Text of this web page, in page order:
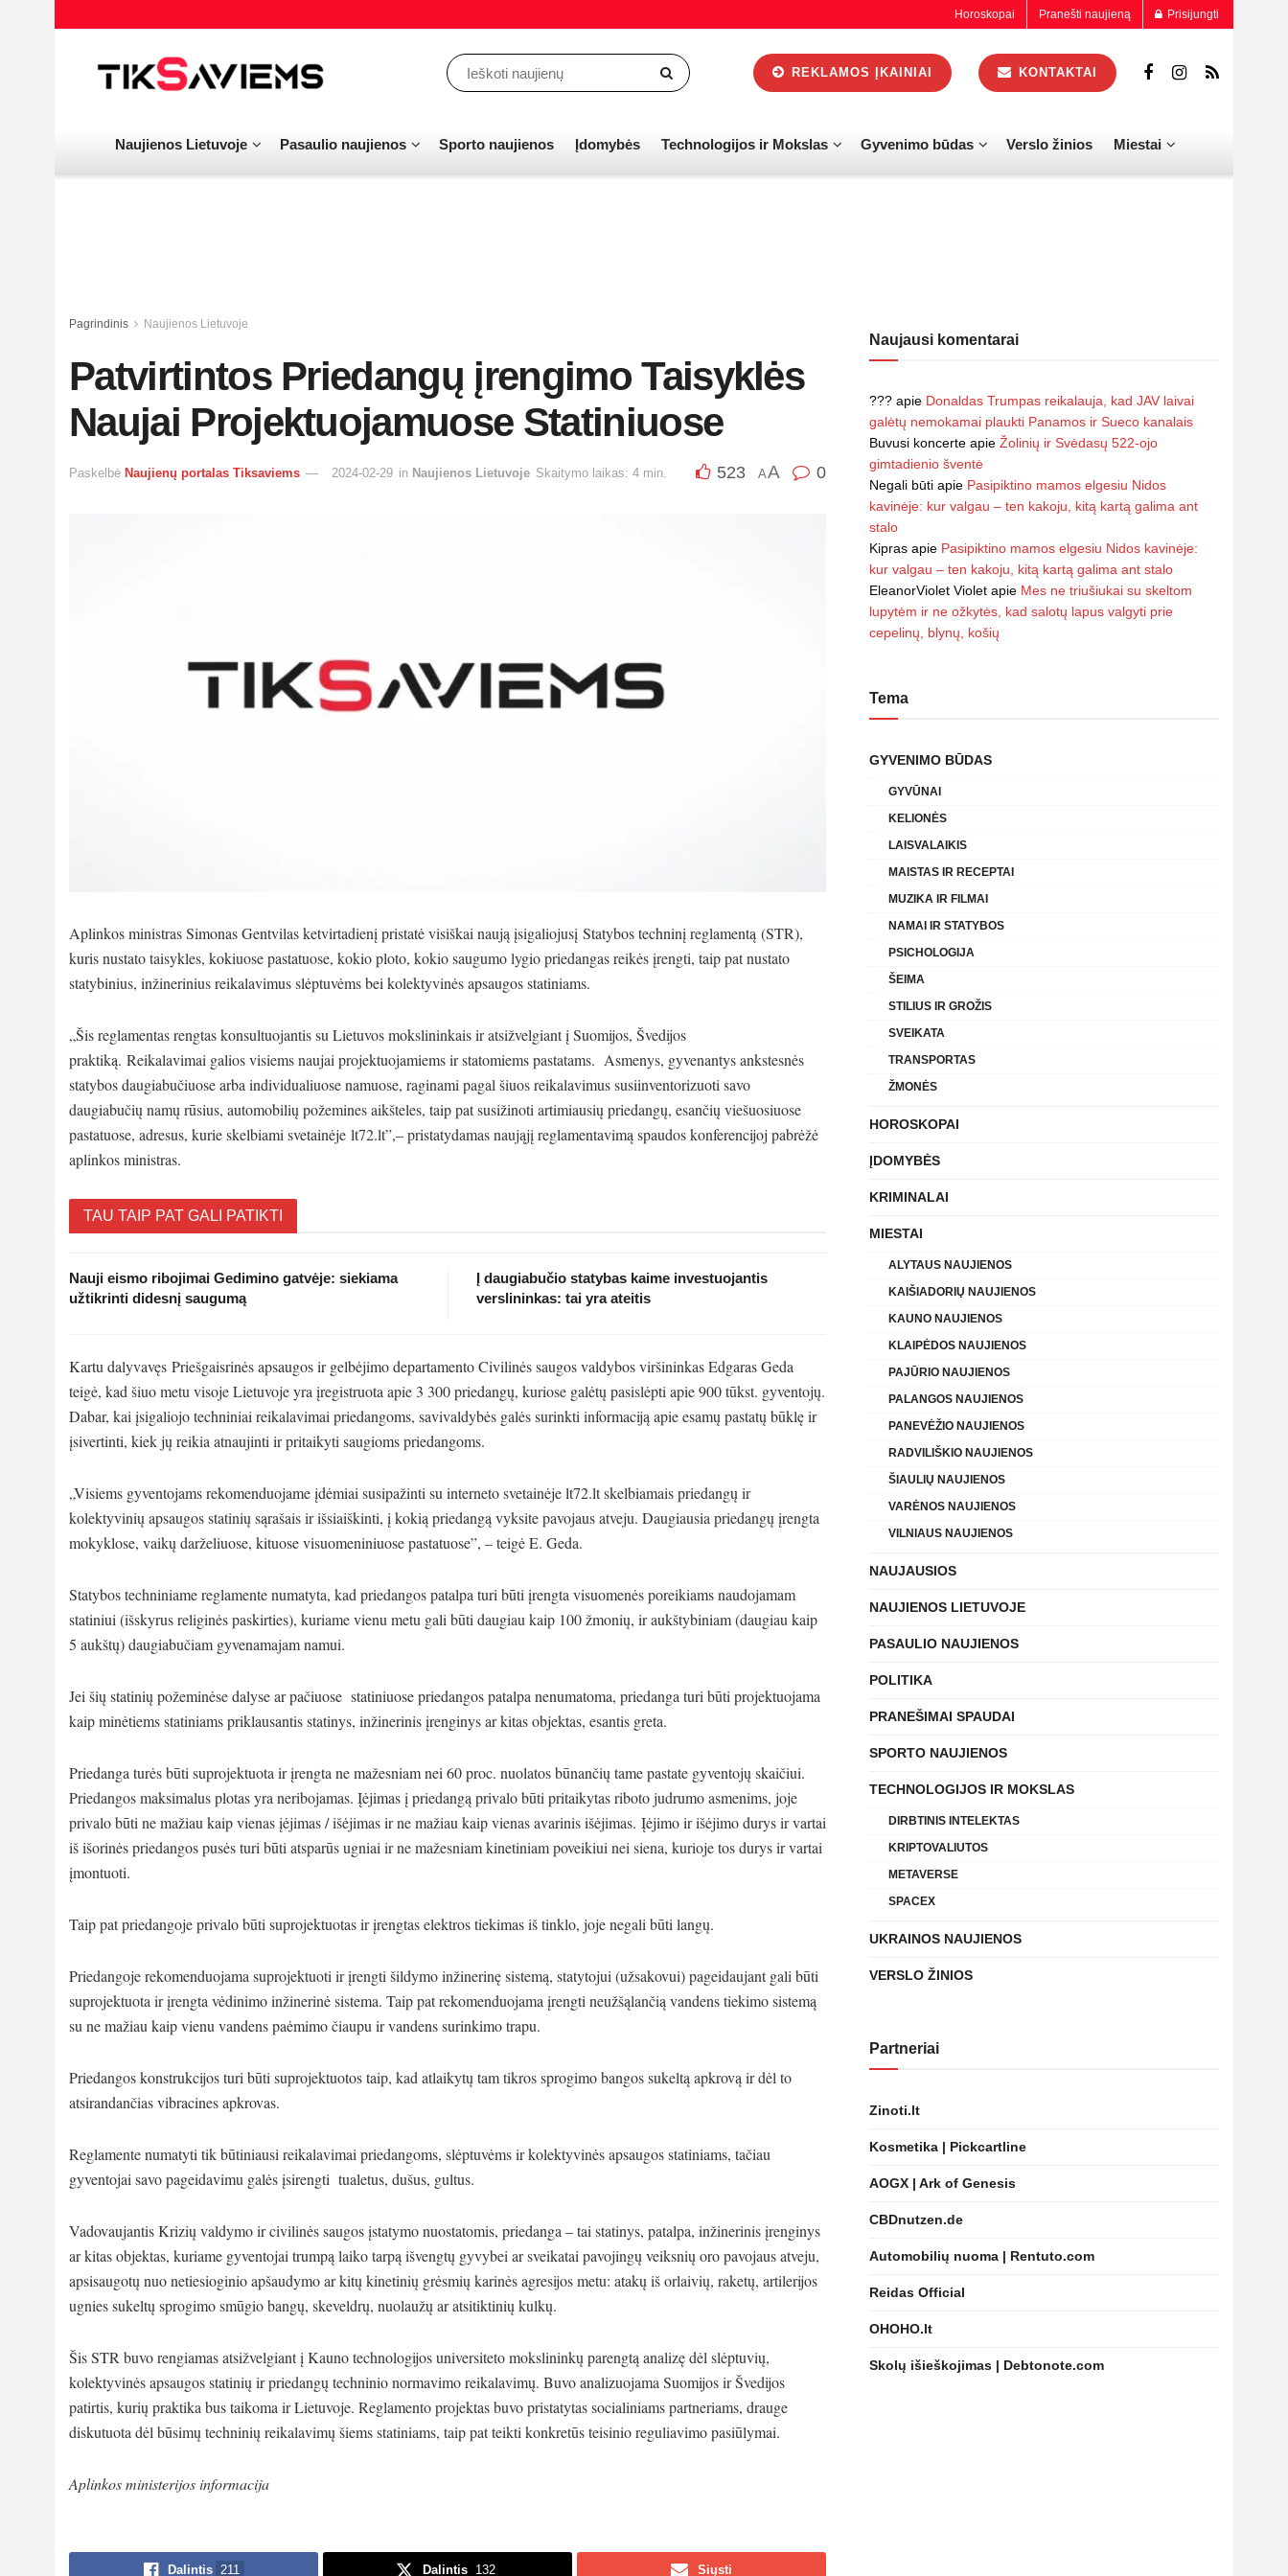
Horoskopai Pranešti naujieną Prisijungti
REKLAMOS ĮKAINIAI KONTAKTAI
Naujienos Lietuvoje Pasaulio naujienos Sporto naujienos Įdomybės Technologijos ir Mokslas Gyvenimo būdas Verslo žinios Miestai
Pagrindinis Naujienos Lietuvoje
Patvirtintos Priedangų įrengimo Taisyklės
Naujai Projektuojamuose Statiniuose
Paskelbė Naujienų portalas Tiksaviems 2024-02-29 in Naujienos Lietuvoje Skaitymo laikas: 4 min. 523 AA 0
Aplinkos ministras Simonas Gentvilas ketvirtadienį pristatė visiškai naują įsigaliojusį Statybos techninį reglamentą (STR),
kuris nustato taisykles, kokiuose pastatuose, kokio ploto, kokio saugumo lygio priedangas reikės įrengti, taip pat nustato
statybinius, inžinerinius reikalavimus slėptuvėms bei kolektyvinės apsaugos statiniams.
„Šis reglamentas rengtas konsultuojantis su Lietuvos mokslininkais ir atsižvelgiant į Suomijos, Švedijos
praktiką. Reikalavimai galios visiems naujai projektuojamiems ir statomiems pastatams. Asmenys, gyvenantys ankstesnės
statybos daugiabučiuose arba individualiuose namuose, raginami pagal šiuos reikalavimus susiinventorizuoti savo
daugiabučių namų rūsius, automobilių požemines aikšteles, taip pat susižinoti artimiausių priedangų, esančių viešuosiuose
pastatuose, adresus, kurie skelbiami svetainėje lt72.lt”,– pristatydamas naująjį reglamentavimą spaudos konferencijoj pabrėžė
aplinkos ministras.
TAU TAIP PAT GALI PATIKTI
Nauji eismo ribojimai Gedimino gatvėje: siekiama
užtikrinti didesnį saugumą
Į daugiabučio statybas kaime investuojantis
verslininkas: tai yra ateitis
Kartu dalyvavęs Priešgaisrinės apsaugos ir gelbėjimo departamento Civilinės saugos valdybos viršininkas Edgaras Geda
teigė, kad šiuo metu visoje Lietuvoje yra įregistruota apie 3 300 priedangų, kuriose galėtų pasislėpti apie 900 tūkst. gyventojų.
Dabar, kai įsigaliojo techniniai reikalavimai priedangoms, savivaldybės galės surinkti informaciją apie esamų pastatų būklę ir
įsivertinti, kiek jų reikia atnaujinti ir pritaikyti saugioms priedangoms.
„Visiems gyventojams rekomenduojame įdėmiai susipažinti su interneto svetainėje lt72.lt skelbiamais priedangų ir
kolektyvinių apsaugos statinių sąrašais ir išsiaiškinti, į kokią priedangą vyksite pavojaus atveju. Daugiausia priedangų įrengta
mokyklose, vaikų darželiuose, kituose visuomeniniuose pastatuose”, – teigė E. Geda.
Statybos techniniame reglamente numatyta, kad priedangos patalpa turi būti įrengta visuomenės poreikiams naudojamam
statiniui (išskyrus religinės paskirties), kuriame vienu metu gali būti daugiau kaip 100 žmonių, ir aukštybiniam (daugiau kaip
5 aukštų) daugiabučiam gyvenamajam namui.
Jei šių statinių požeminėse dalyse ar pačiuose statiniuose priedangos patalpa nenumatoma, priedanga turi būti projektuojama
kaip minėtiems statiniams priklausantis statinys, inžinerinis įrenginys ar kitas objektas, esantis greta.
Priedanga turės būti suprojektuota ir įrengta ne mažesniam nei 60 proc. nuolatos būnančių tame pastate gyventojų skaičiui.
Priedangos maksimalus plotas yra neribojamas. Įėjimas į priedangą privalo būti pritaikytas riboto judrumo asmenims, joje
privalo būti ne mažiau kaip vienas įėjimas / išėjimas ir ne mažiau kaip vienas avarinis išėjimas. Įėjimo ir išėjimo durys ir vartai
iš išorinės priedangos pusės turi būti atsparūs ugniai ir ne mažesniam kinetiniam poveikiui nei siena, kurioje tos durys ir vartai
įmontuoti.
Taip pat priedangoje privalo būti suprojektuotas ir įrengtas elektros tiekimas iš tinklo, joje negali būti langų.
Priedangoje rekomenduojama suprojektuoti ir įrengti šildymo inžinerinę sistemą, statytojui (užsakovui) pageidaujant gali būti
suprojektuota ir įrengta vėdinimo inžinerinė sistema. Taip pat rekomenduojama įrengti neužšąlančią vandens tiekimo sistemą
su ne mažiau kaip vienu vandens paėmimo čiaupu ir vandens surinkimo trapu.
Priedangos konstrukcijos turi būti suprojektuotos taip, kad atlaikytų tam tikros sprogimo bangos sukeltą apkrovą ir dėl to
atsirandančias vibracines apkrovas.
Reglamente numatyti tik būtiniausi reikalavimai priedangoms, slėptuvėms ir kolektyvinės apsaugos statiniams, tačiau
gyventojai savo pageidavimu galės įsirengti tualetus, dušus, gultus.
Vadovaujantis Krizių valdymo ir civilinės saugos įstatymo nuostatomis, priedanga – tai statinys, patalpa, inžinerinis įrenginys
ar kitas objektas, kuriame gyventojai trumpą laiko tarpą išvengtų gyvybei ar sveikatai pavojingų veiksnių oro pavojaus atveju,
apsisaugotų nuo netiesioginio apšaudymo ar kitų kinetinių grėsmių karinės agresijos metu: atakų iš orlaivių, raketų, artilerijos
ugnies sukeltų sprogimo smūgio bangų, skeveldrų, nuolaužų ar atsitiktinių kulkų.
Šis STR buvo rengiamas atsižvelgiant į Kauno technologijos universiteto mokslininkų parengtą analizę dėl slėptuvių,
kolektyvinės apsaugos statinių ir priedangų techninio normavimo reikalavimų. Buvo analizuojama Suomijos ir Švedijos
patirtis, kurių praktika bus taikoma ir Lietuvoje. Reglamento projektas buvo pristatytas socialiniams partneriams, drauge
diskutuota dėl būsimų techninių reikalavimų šiems statiniams, taip pat teikti konkretūs teisinio reguliavimo pasiūlymai.
Aplinkos ministerijos informacija
Dalintis 211 Dalintis 132 Siųsti
Naujausi komentarai
??? apie Donaldas Trumpas reikalauja, kad JAV laivai
galėtų nemokamai plaukti Panamos ir Sueco kanalais
Buvusi koncerte apie Žolinių ir Svėdasų 522-ojo
gimtadienio šventė
Negali būti apie Pasipiktino mamos elgesiu Nidos
kavinėje: kur valgau – ten kakoju, kitą kartą galima ant
stalo
Kipras apie Pasipiktino mamos elgesiu Nidos kavinėje:
kur valgau – ten kakoju, kitą kartą galima ant stalo
EleanorViolet Violet apie Mes ne triušiukai su skeltom
lupytėm ir ne ožkytės, kad salotų lapus valgyti prie
cepelinų, blynų, košių
Tema
GYVENIMO BŪDAS
GYVŪNAI
KELIONĖS
LAISVALAIKIS
MAISTAS IR RECEPTAI
MUZIKA IR FILMAI
NAMAI IR STATYBOS
PSICHOLOGIJA
ŠEIMA
STILIUS IR GROŽIS
SVEIKATA
TRANSPORTAS
ŽMONĖS
HOROSKOPAI
ĮDOMYBĖS
KRIMINALAI
MIESTAI
ALYTAUS NAUJIENOS
KAIŠIADORIŲ NAUJIENOS
KAUNO NAUJIENOS
KLAIPĖDOS NAUJIENOS
PAJŪRIO NAUJIENOS
PALANGOS NAUJIENOS
PANEVĖŽIO NAUJIENOS
RADVILIŠKIO NAUJIENOS
ŠIAULIŲ NAUJIENOS
VARĖNOS NAUJIENOS
VILNIAUS NAUJIENOS
NAUJAUSIOS
NAUJIENOS LIETUVOJE
PASAULIO NAUJIENOS
POLITIKA
PRANEŠIMAI SPAUDAI
SPORTO NAUJIENOS
TECHNOLOGIJOS IR MOKSLAS
DIRBTINIS INTELEKTAS
KRIPTOVALIUTOS
METAVERSE
SPACEX
UKRAINOS NAUJIENOS
VERSLO ŽINIOS
Partneriai
Zinoti.lt
Kosmetika | Pickcartline
AOGX | Ark of Genesis
CBDnutzen.de
Automobilių nuoma | Rentuto.com
Reidas Official
OHOHO.lt
Skolų išieškojimas | Debtonote.com